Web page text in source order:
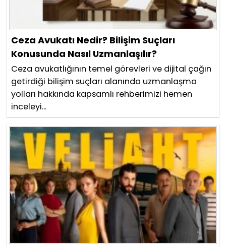
Ceza Avukatı Nedir? Bilişim Suçları
Konusunda Nasıl Uzmanlaşılır?
Ceza avukatlığının temel görevleri ve dijital çağın
getirdiği bilişim suçları alanında uzmanlaşma
yolları hakkında kapsamlı rehberimizi hemen
inceleyi...